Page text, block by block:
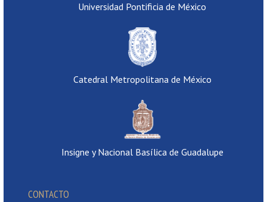
Universidad Pontificia de México
Catedral Metropolitana de México
Insigne y Nacional Basílica de Guadalupe
CONTACTO